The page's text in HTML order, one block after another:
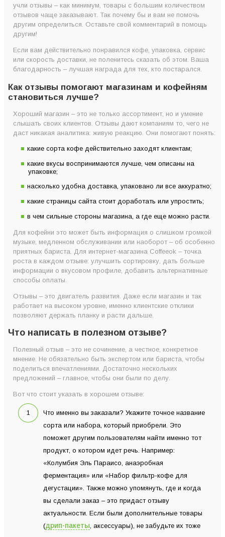
учли отзывы – как минимум, товары с большим количеством
отзывов чаще заказывают. Так почему бы и вам не помочь
другим определиться. Оставьте свой комментарий в помощь
другим!
Если вам действительно понравился кофе, упаковка, сервис
или скорость доставки, не поленитесь сказать об этом. Ваша
благодарность – лучшая награда для тех, кто постарался.
Как отзывы помогают магазинам и кофейням
становиться лучше?
Хороший магазин – это не только ассортимент, но и умение
слышать своих клиентов. Отзывы дают компаниям то, чего не
даст никакая аналитика: живую реакцию. Они помогают понять:
какие сорта кофе действительно заходят клиентам;
какие вкусы воспринимаются лучше, чем описаны на
упаковке;
насколько удобна доставка, упаковано ли все аккуратно;
какие страницы сайта стоит доработать или упростить;
в чем сильные стороны магазина, а где еще можно расти.
Для кофейни это может быть информация о слишком громкой
музыке, медленном обслуживании или наоборот – об особенно
приятных бариста. Для интернет-магазина Coffeeok – точка
роста в каждом отзыве: улучшить сортировку, дать больше
информации о вкусовом профиле, добавить альтернативные
способы оплаты.
Отзывы – это двигатель развития. Даже если магазин и так
работает на высоком уровне, именно клиентские отклики
позволяют держать планку и расти дальше.
Что написать в полезном отзыве?
Полезный отзыв – это не сочинение, а честное, конкретное
мнение. Не обязательно быть экспертом или бариста, чтобы
поделиться впечатлениями. Достаточно нескольких
предложений – главное, чтобы они были по делу.
Вот что стоит указать в хорошем отзыве:
Что именно вы заказали? Укажите точное название
сорта или набора, который приобрели. Это
поможет другим пользователям найти именно тот
продукт, о котором идет речь. Например:
«Колумбия Эль Параисо, анаэробная
ферментация» или «Набор фильтр-кофе для
дегустации». Также можно упомянуть, где и когда
вы сделали заказ – это придаст отзыву
актуальности. Если были дополнительные товары
(дрип-пакеты , аксессуары), не забудьте их тоже